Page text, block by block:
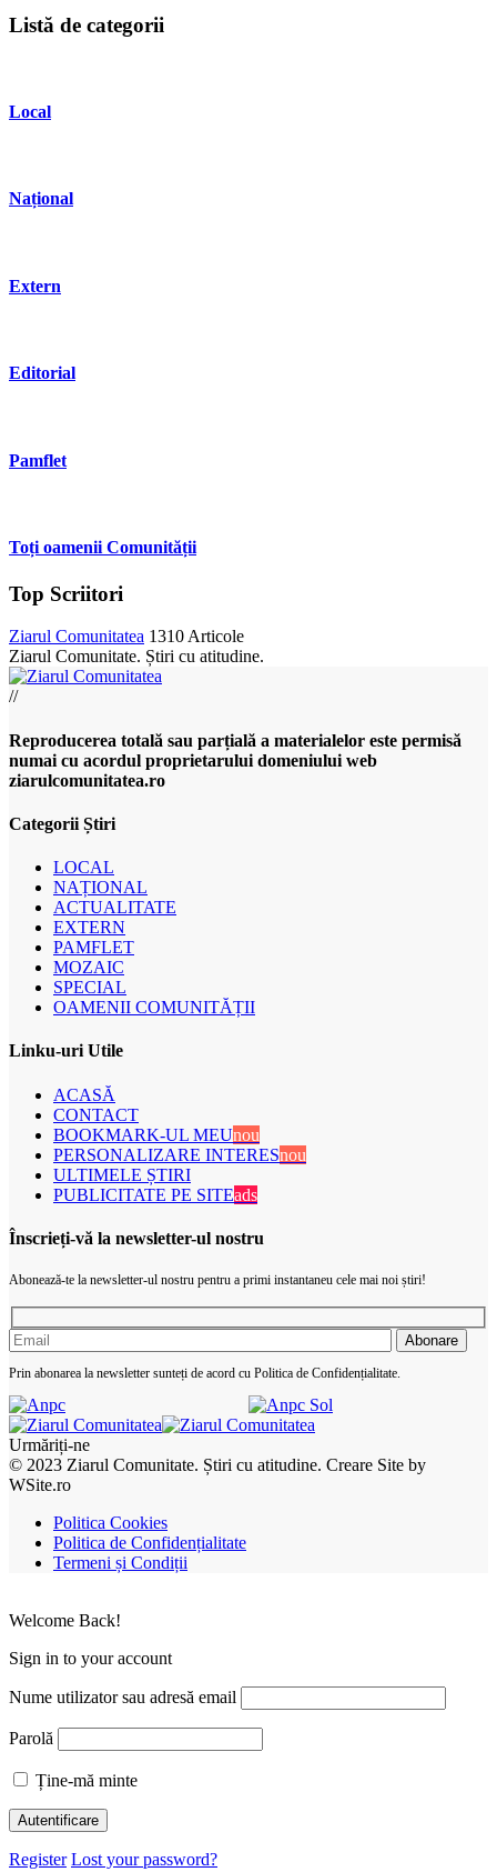
Listă de categorii
Local
Național
Extern
Editorial
Pamflet
Toți oamenii Comunității
Top Scriitori
Ziarul Comunitatea 1310 Articole
Ziarul Comunitate. Știri cu atitudine.
//
Reproducerea totală sau parțială a materialelor este permisă
numai cu acordul proprietarului domeniului web
ziarulcomunitatea.ro
Categorii Știri
LOCAL
NAȚIONAL
ACTUALITATE
EXTERN
PAMFLET
MOZAIC
SPECIAL
OAMENII COMUNITĂȚII
Linku-uri Utile
ACASĂ
CONTACT
BOOKMARK-UL MEUnou
PERSONALIZARE INTERESnou
ULTIMELE ȘTIRI
PUBLICITATE PE SITEads
Înscrieți-vă la newsletter-ul nostru
Abonează-te la newsletter-ul nostru pentru a primi instantaneu cele mai noi știri!
Prin abonarea la newsletter sunteți de acord cu Politica de Confidențialitate.
Urmăriți-ne
© 2023 Ziarul Comunitate. Știri cu atitudine. Creare Site by
WSite.ro
Politica Cookies
Politica de Confidențialitate
Termeni și Condiții
Welcome Back!
Sign in to your account
Nume utilizator sau adresă email
Parolă
Ține-mă minte
Register Lost your password?